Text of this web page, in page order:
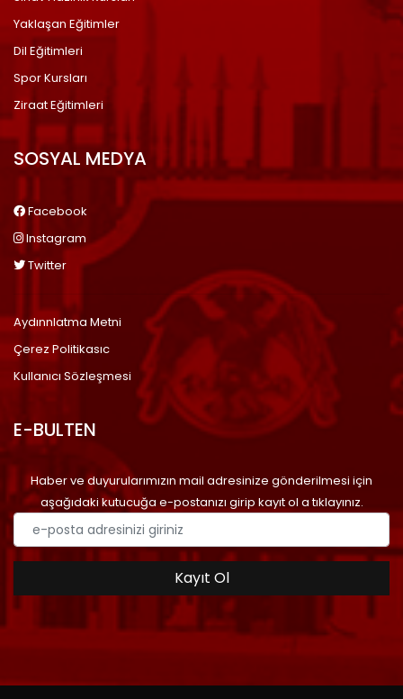
Yaklaşan Eğitimler
Dil Eğitimleri
Spor Kursları
Ziraat Eğitimleri
SOSYAL MEDYA
Facebook
Instagram
Twitter
Aydınnlatma Metni
Çerez Politikasıc
Kullanıcı Sözleşmesi
E-BULTEN
Haber ve duyurularımızın mail adresinize gönderilmesi için
aşağıdaki kutucuğa e-postanızı girip kayıt ol a tıklayınız.
Kayıt Ol